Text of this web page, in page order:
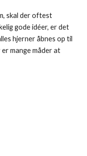
skal der oftest
gode idéer, er det
hjerner åbnes op til
mange måder at